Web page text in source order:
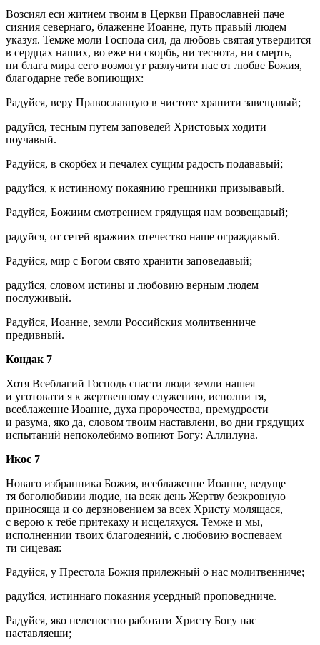
Возсиял еси житием твоим в Церкви Православней паче
сияния севернаго, блаженне Иоанне, путь правый людем
указуя. Темже моли Господа сил, да любовь святая утвердится
в сердцах наших, во еже ни скорбь, ни теснота, ни смерть,
ни блага мира сего возмогут разлучити нас от любве Божия,
благодарне тебе вопиющих:
Радуйся, веру Православную в чистоте хранити завещавый;
радуйся, тесным путем заповедей Христовых ходити
поучавый.
Радуйся, в скорбех и печалех сущим радость подававый;
радуйся, к истинному покаянию грешники призывавый.
Радуйся, Божиим смотрением грядущая нам возвещавый;
радуйся, от сетей вражиих отечество наше ограждавый.
Радуйся, мир с Богом свято хранити заповедавый;
радуйся, словом истины и любовию верным людем
послуживый.
Радуйся, Иоанне, земли Российския молитвенниче
предивный.
Кондак 7
Хотя Всеблагий Господь спасти люди земли нашея
и уготовати я к жертвенному служению, исполни тя,
всеблаженне Иоанне, духа пророчества, премудрости
и разума, яко да, словом твоим наставлени, во дни грядущих
испытаний непоколебимо вопиют Богу: Аллилуиа.
Икос 7
Новаго избранника Божия, всеблаженне Иоанне, ведуще
тя боголюбивии людие, на всяк день Жертву безкровную
приносяща и со дерзновением за всех Христу молящася,
с верою к тебе притекаху и исцеляхуся. Темже и мы,
исполненнии твоих благодеяний, с любовию воспеваем
ти сицевая:
Радуйся, у Престола Божия прилежный о нас молитвенниче;
радуйся, истиннаго покаяния усердный проповедниче.
Радуйся, яко неленостно работати Христу Богу нас
наставляеши;